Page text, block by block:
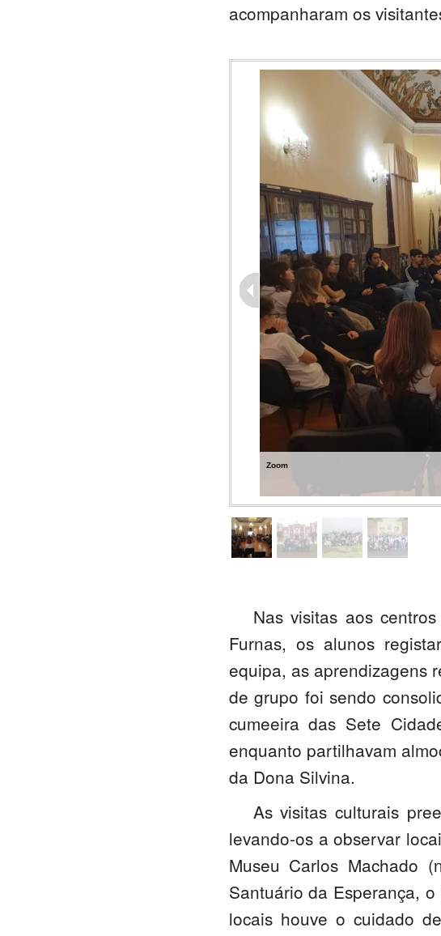
acompanharam os
Zoom
Nas visitas aos
Furnas, os alunos
equipa, as aprendizagens
de grupo foi sendo
cumeeira das Sete
enquanto partilhavam
da Dona Silvina.
As visitas culturais
levando-os a observar
Museu Carlos Machado
Santuário da Esperança,
locais houve o cuidado